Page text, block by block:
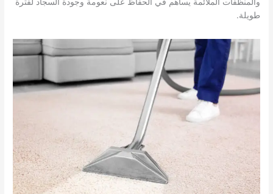
والمنظفات الملائمة يساهم في الحفاظ على نعومة وجودة السجاد لفترة
طويلة.